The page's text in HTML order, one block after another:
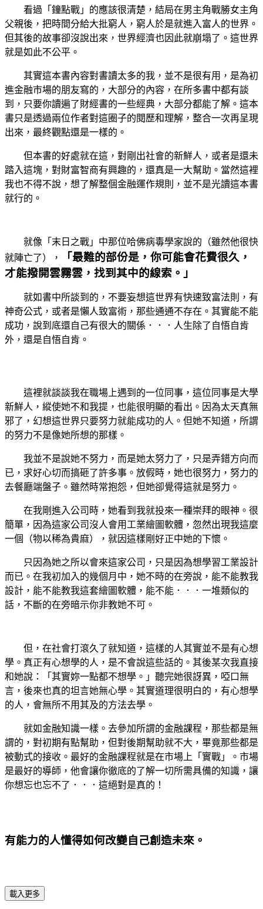
看過「鐘點戰」的應該很清楚，結局在男主角戰勝女主角
父親後，把時間分給大批窮人，窮人於是就進入富人的世界。
但其後的故事卻沒說出來，世界經濟也因此就崩塌了。這世界
就是如此不公平。
其實這本書內容對書讀太多的我，並不是很有用，是為初
進金融市場的朋友寫的，大部分的內容，在所多書中都有談
到，只要你讀遍了財經書的一些經典，大部分都能了解。這本
書只是透過兩位作者對這圈子的閱歷和理解，整合一次再呈現
出來，最終觀點還是一樣的。
但本書的好處就在這，對剛出社會的新鮮人，或者是還未
踏入這塊，對財富智商有興趣的，還真是一大幫助。當然這裡
我也不得不說，想了解整個金融運作規則，並不是光讀這本書
就行的。
就像「末日之戰」中那位哈佛病毒學家說的（雖然他很快
就陣亡了），
「最難的部份是，你可能會花費很久，
才能撥開雲霧雲，找到其中的線索。」
就如書中所談到的，不要妄想這世界有快速致富法則，有
神奇公式，或者是懶人致富術，那些通通不存在。其實能不能
成功，說到底還自己有很大的關係．．．人生除了自悟自肯
外，還是自悟自肯。
這裡就談談我在職場上遇到的一位同事，這位同事是大學
新鮮人，縱使她不和我提，也能很明顯的看出。因為太天真無
邪了，幻想這世界只要努力就能成功的人。但她不知道，所謂
的努力不是像她所想的那樣。
我並不是說她不努力，而是她太努力了，只是弄錯方向而
已，求好心切而搞砸了許多事。放假時，她也很努力，努力的
去餐廳端盤子。雖然時常抱怨，但她卻覺得這就是努力。
在我剛進入公司時，她看到我就投來一種崇拜的眼神。很
簡單，因為這家公司沒人會用工業繪圖軟體，忽然出現我這麼
一個（物以稀為貴麻），就因這樣剛好正中她的下懷。
只因為她之所以會來這家公司，只是因為想學習工業設計
而已。在我初加入的幾個月中，她不時的在旁說，能不能教我
設計，能不能教我這套繪圖軟體，能不能．．．一堆類似的
話，不斷的在旁暗示你非教她不可。
但，在社會打滾久了就知道，這樣的人其實並不是有心想
學。真正有心想學的人，是不會說這些話的。其後某次我直接
和她說：「其實妳一點都不想學。」聽完她很訝異，啞口無
言，後來也真的坦言她無心學。 其實道理很明白的，有心想學
的人，會無所不用其及的方法去學。
就如金融知識一樣。去參加所謂的金融課程，那些都是無
謂的，對初期有點幫助，但對後期幫助就不大，畢竟那些都是
被動式的接收。最好的金融課程就是在市場上「實戰」。市場
是最好的導師，他會讓你徹底的了解一切所需具備的知識，讓
你想忘也忘不了．．．這絕對是真的！
有能力的人懂得如何改變自己創造未來。
載入更多